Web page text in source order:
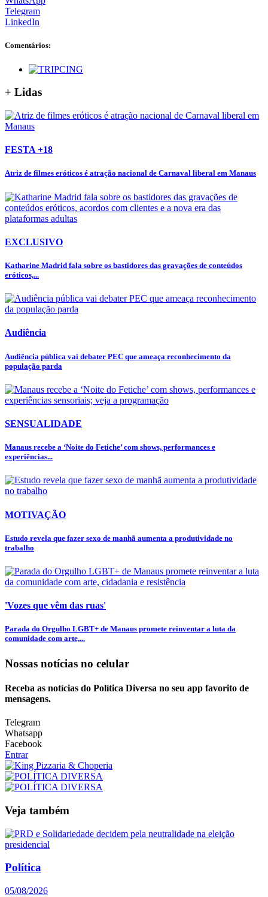
Telegram
LinkedIn
Comentários:
+ Lidas
FESTA +18
Atriz de filmes eróticos é atração nacional de Carnaval liberal em Manaus
EXCLUSIVO
Katharine Madrid fala sobre os bastidores das gravações de conteúdos
eróticos,...
Audiência
Audiência pública vai debater PEC que ameaça reconhecimento da
população parda
SENSUALIDADE
Manaus recebe a ‘Noite do Fetiche’ com shows, performances e
experiências...
MOTIVAÇÃO
Estudo revela que fazer sexo de manhã aumenta a produtividade no
trabalho
'Vozes que vêm das ruas'
Parada do Orgulho LGBT+ de Manaus promete reinventar a luta da
comunidade com arte,...
Nossas notícias no celular
Receba as notícias do Política Diversa no seu app favorito de
mensagens.
Telegram
Whatsapp
Facebook
Entrar
Veja também
Política
05/08/2026